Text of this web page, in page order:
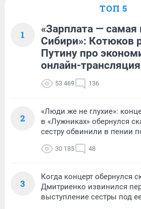
ТОП 5
1
«Зарплата —
Сибири»: Котюков
Путину про
онлайн-трансляция
53 469 136
2
«Люди же не глухие»:
в «Лужниках» обернулся
сестру обвинили в пении
30 185 48
3
Когда концерт обернулся
Дмитриенко извинился
выступление сестры под